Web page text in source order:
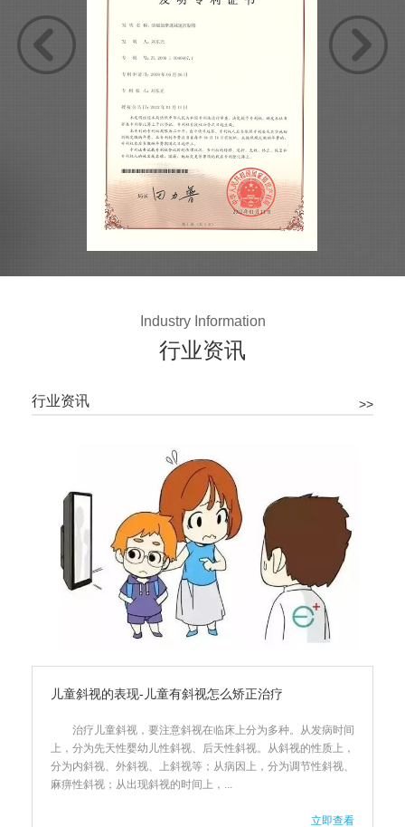
Industry Information
行业资讯
>>
行业资讯
儿童斜视的表现-儿童有斜视怎么矫正治疗
治疗儿童斜视，要注意斜视在临床上分为多种。从发病时间
上，分为先天性婴幼儿性斜视、后天性斜视。从斜视的性质上，
分为内斜视、外斜视、上斜视等；从病因上，分为调节性斜视、
麻痹性斜视；从出现斜视的时间上，...
立即查看